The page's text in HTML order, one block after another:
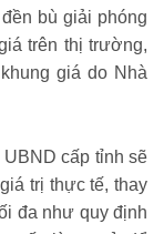
bù giải phóng
trên thị trường,
giá do Nhà
cấp tỉnh sẽ
trị thực tế, thay
đa như quy định